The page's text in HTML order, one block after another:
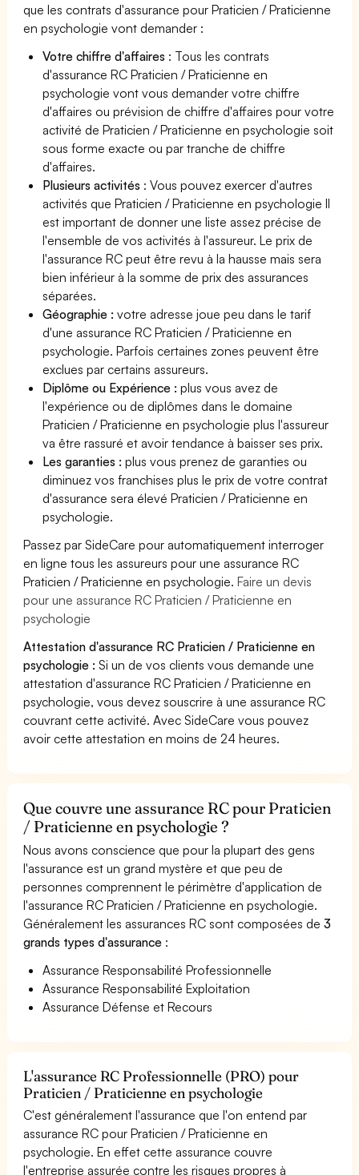
que les contrats d'assurance pour Praticien / Praticienne
en psychologie vont demander :
Votre chiffre d'affaires : Tous les contrats
d'assurance RC Praticien / Praticienne en
psychologie vont vous demander votre chiffre
d'affaires ou prévision de chiffre d'affaires pour votre
activité de Praticien / Praticienne en psychologie soit
sous forme exacte ou par tranche de chiffre
d'affaires.
Plusieurs activités : Vous pouvez exercer d'autres
activités que Praticien / Praticienne en psychologie Il
est important de donner une liste assez précise de
l'ensemble de vos activités à l'assureur. Le prix de
l'assurance RC peut être revu à la hausse mais sera
bien inférieur à la somme de prix des assurances
séparées.
Géographie :votre adresse joue peu dans le tarif
d'une assurance RC Praticien / Praticienne en
psychologie. Parfois certaines zones peuvent être
exclues par certains assureurs.
Diplôme ou Expérience :plus vous avez de
l'expérience ou de diplômes dans le domaine
Praticien / Praticienne en psychologie plus l'assureur
va être rassuré et avoir tendance à baisser ses prix.
Les garanties :plus vous prenez de garanties ou
diminuez vos franchises plus le prix de votre contrat
d'assurance sera élevé Praticien / Praticienne en
psychologie.
Passez par SideCare pour automatiquement interroger
en ligne tous les assureurs pour une assurance RC
Praticien / Praticienne en psychologie.Faire un devis
pour une assurance RC Praticien / Praticienne en
psychologie
Attestation d'assurance RC Praticien / Praticienne en
psychologie : Si un de vos clients vous demande une
attestation d'assurance RC Praticien / Praticienne en
psychologie, vous devez souscrire à une assurance RC
couvrant cette activité. Avec SideCare vous pouvez
avoir cette attestation en moins de 24 heures.
Que couvre une assurance RC pour Praticien
/ Praticienne en psychologie ?
Nous avons conscience que pour la plupart des gens
l'assurance est un grand mystère et que peu de
personnes comprennent le périmètre d'application de
l'assurance RC Praticien / Praticienne en psychologie.
Généralement les assurances RC sont composées de3
grands types d'assurance :
Assurance Responsabilité Professionnelle
Assurance Responsabilité Exploitation
Assurance Défense et Recours
L'assurance RC Professionnelle (PRO) pour
Praticien / Praticienne en psychologie
C'est généralement l'assurance que l'on entend par
assurance RC pour Praticien / Praticienne en
psychologie. En effet cette assurance couvre
l'entreprise assurée contre les risques propres à